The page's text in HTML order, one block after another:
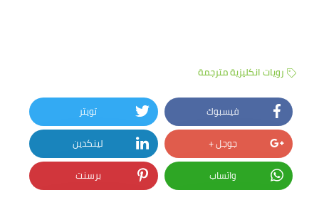
رويات انكليزية مترجمة
فيسبوك
تويتر
جوجل +
لينكدين
واتساب
برسنت